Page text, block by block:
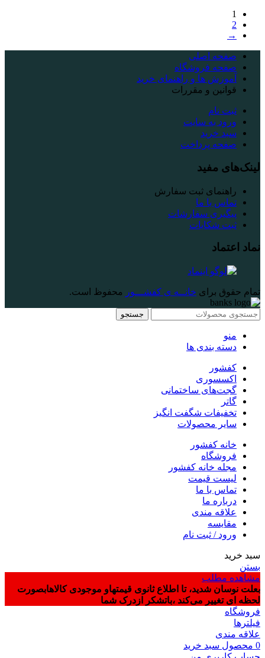
1
2
→
صفحه اصلی
صفحه فروشگاه
آموزش ها و راهنمای خرید
قوانین و مقررات
ثبت نام
ورود به سایت
سبد خرید
صفحه پرداخت
لینک‌های مفید
راهنمای ثبت سفارش
تماس با ما
پیگیری سفارشات
ثبت شکایات
نماد اعتماد
تمام حقوق برای خانــه ی کفشـــور محفوظ است.
جستجو
منو
دسته بندی ها
کفشور
اکسسوری
گجت‌های ساختمانی
گاتر
تخفیفات شگفت انگیز
سایر محصولات
خانه کفشور
فروشگاه
مجله خانه کفشور
لیست قیمت
تماس با ما
درباره ما
علاقه مندی
مقایسه
ورود / ثبت نام
سبد خرید
بستن
مشاهده مطلب
بعلت نوسان شدید، تا اطلاع ثانوی قیمتهاو موجودی کالاهابصورت
لحظه ای تغییر می‌کند ،باتشکر ازدرک شما
فروشگاه
فیلترها
علاقه مندی
0 محصول سبد خرید